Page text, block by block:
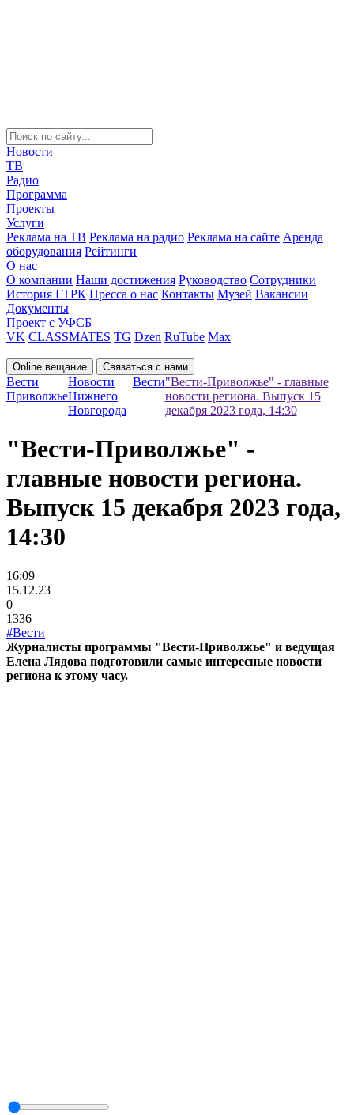
Новости
ТВ
Радио
Программа
Проекты
Услуги
Реклама на ТВ Реклама на радио Реклама на сайте Аренда
оборудования Рейтинги
О нас
О компании Наши достижения Руководство Сотрудники
История ГТРК Пресса о нас Контакты Музей Вакансии
Документы
Проект с УФСБ
VK CLASSMATES TG Dzen RuTube Max
Online вещание Связаться с нами
Вести
Приволжье
Новости
Нижнего
Новгорода
Вести"Вести-Приволжье" - главные
новости региона. Выпуск 15
декабря 2023 года, 14:30
"Вести-Приволжье" -
главные новости региона.
Выпуск 15 декабря 2023 года,
14:30
16:09
15.12.23
0
1336
#Вести
Журналисты программы "Вести-Приволжье" и ведущая
Елена Лядова подготовили самые интересные новости
региона к этому часу.